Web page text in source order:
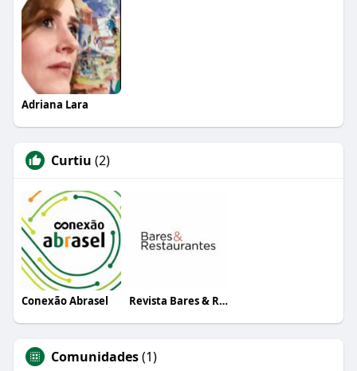
Adriana Lara
Curtiu (2)
Conexão Abrasel Revista Bares & Restaurantes
Comunidades(1)